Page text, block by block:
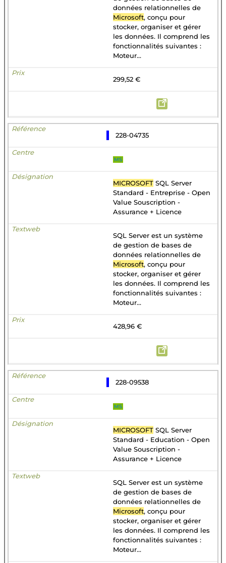
données relationnelles de
Microsoft, conçu pour
stocker, organiser et gérer
les données. Il comprend les
fonctionnalités suivantes :
Moteur...
299,52 €
228-04735
MS
MICROSOFT SQL Server
Standard - Entreprise - Open
Value Souscription -
Assurance + Licence
SQL Server est un système
de gestion de bases de
données relationnelles de
Microsoft, conçu pour
stocker, organiser et gérer
les données. Il comprend les
fonctionnalités suivantes :
Moteur...
428,96 €
228-09538
MS
MICROSOFT SQL Server
Standard - Education - Open
Value Souscription -
Assurance + Licence
SQL Server est un système
de gestion de bases de
données relationnelles de
Microsoft, conçu pour
stocker, organiser et gérer
les données. Il comprend les
fonctionnalités suivantes :
Moteur...